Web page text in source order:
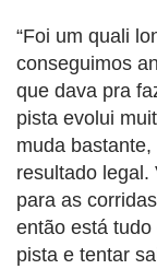
“Foi um quali
conseguimos
que dava pra
pista evolui
muda
resultado legal.
para as
então está
pista e tentar